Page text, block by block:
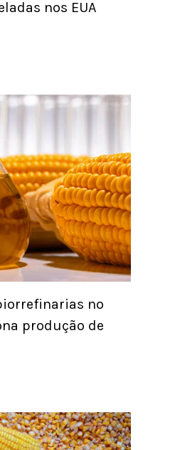
nos EUA
no
produção de